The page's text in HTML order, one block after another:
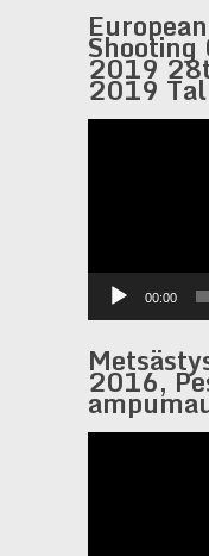
Shooting
2019
2019
00:00
2016,